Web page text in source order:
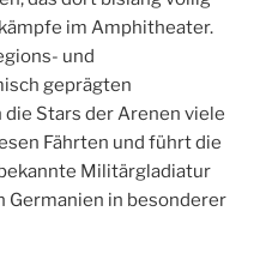
im Amphitheater.
und
geprägten
Stars der Arenen viele
Fährten und führt die
Militärgladiatur
Germanien in besonderer